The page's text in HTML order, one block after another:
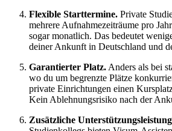
Flexible Starttermine. Private
mehrere Aufnahmezeiträume pro
sogar monatlich. Das bedeutet
deiner Ankunft in Deutschland und
Garantierter Platz. Anders als bei
wo du um begrenzte Plätze
private Einrichtungen einen
Kein Ablehnungsrisiko nach der
Zusätzliche